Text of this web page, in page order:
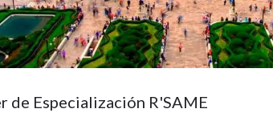
de Especialización R'SAME